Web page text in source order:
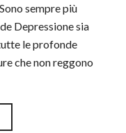
sempre più
Depressione sia
le profonde
che non reggono